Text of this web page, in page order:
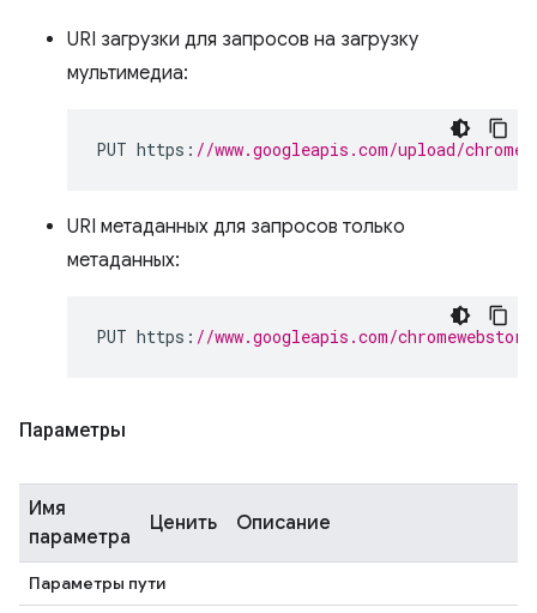
URI загрузки для запросов на загрузку
мультимедиа:
PUT https : //www.googleapis.com/upload/
URI метаданных для запросов только
метаданных:
PUT https : //www.googleapis.com/
Параметры
Имя
параметра
Ценить Описание
Параметры пути